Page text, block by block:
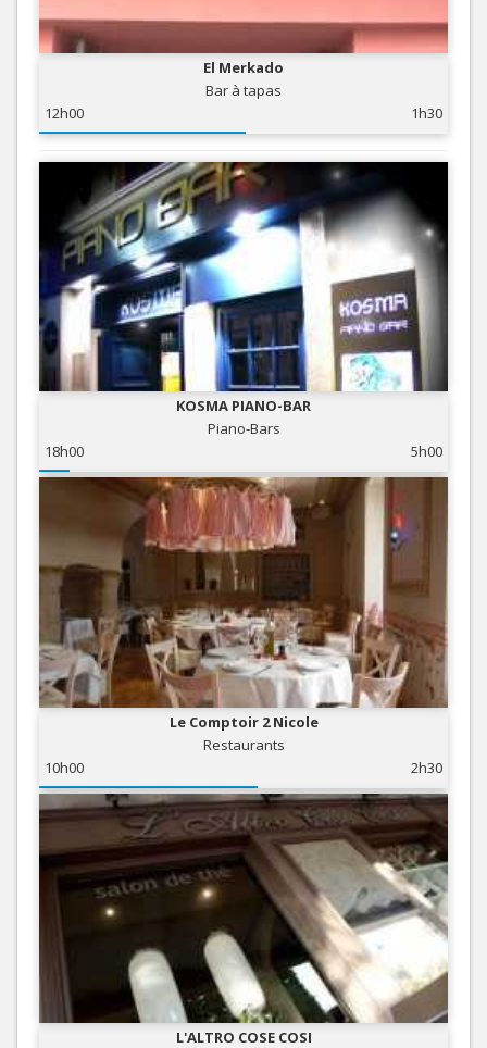
El Merkado
Bar à tapas
12h00
1h30
KOSMA PIANO-BAR
Piano-Bars
18h00
5h00
Le Comptoir 2 Nicole
Restaurants
10h00
2h30
L'ALTRO COSE COSI